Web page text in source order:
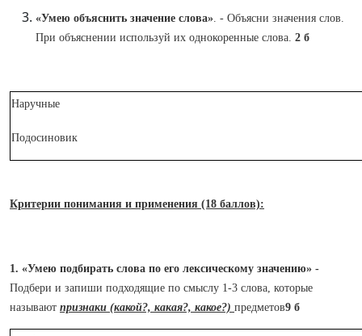
«Умею объяснить значение слова». - Объясни значения слов.
При объяснении используй их однокоренные слова. 2 б
Наручные
Подосиновик
Критерии понимания и применения (18 баллов):
1. «Умею подбирать слова по его лексическому значению» -
Подбери и запиши подходящие по смыслу 1-3 слова, которые
называют признаки (какой?, какая?, какое?) предметов9 б